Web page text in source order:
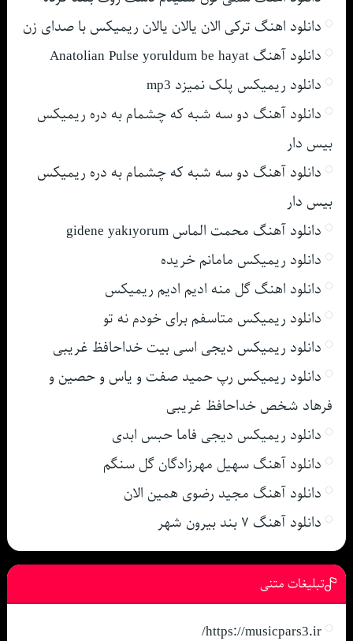
دانلود اهنگ ترکی الان یالان یالان ریمیکس با صدای زن
دانلود آهنگ Anatolian Pulse yoruldum be hayat
دانلود ریمیکس پلک نمیزد mp3
دانلود آهنگ دو سه شبه که چشمام به دره ریمیکس
بیس دار
دانلود آهنگ دو سه شبه که چشمام به دره ریمیکس
بیس دار
دانلود آهنگ محمت الماس gidene yakıyorum
دانلود ریمیکس مامانم خریده
دانلود اهنگ گل منه ادیم ادیم ریمیکس
دانلود ریمیکس متاسفم برای خودم نه تو
دانلود ریمیکس دیجی اسی بیت خداحافظ غریبی
دانلود ریمیکس رپ حمید صفت و یاس و حصین و
فرهاد شخص خداحافظ غریبی
دانلود ریمیکس دیجی فاما حبس ابدی
دانلود آهنگ سهیل مهرزادگان گل سنگم
دانلود آهنگ مجید رضوی همین الان
دانلود آهنگ ۷ بند بیرون شهر
تبلیغات متنی
https://musicpars3.ir/